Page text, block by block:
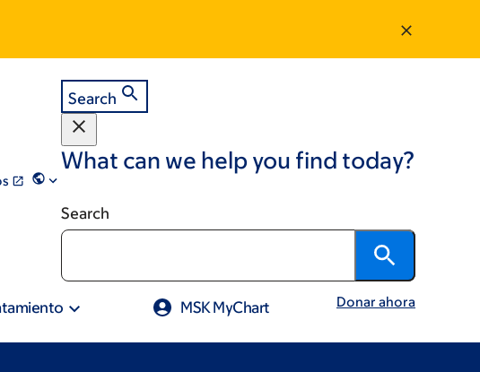
Search
What can we help you find today?
Search
MSK MyChart Donar ahora